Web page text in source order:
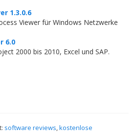
1.3.0.6
Viewer für Windows Netzwerke
6.0
2000 bis 2010, Excel und SAP.
software reviews,kostenlose